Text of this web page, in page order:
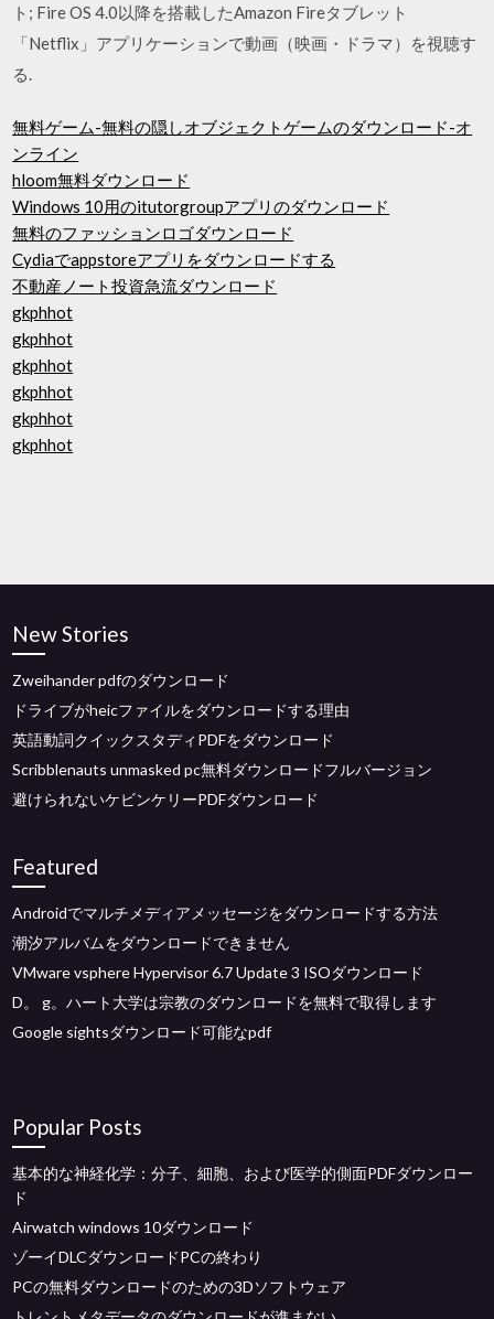
ト; Fire OS 4.0以降を搭載したAmazon Fireタブレット
「Netflix」アプリケーションで動画（映画・ドラマ）を視聴す
る.
無料ゲーム-無料の隠しオブジェクトゲームのダウンロード-オ
ンライン
hloom無料ダウンロード
Windows 10用のitutorgroupアプリのダウンロード
無料のファッションロゴダウンロード
Cydiaでappstoreアプリをダウンロードする
不動産ノート投資急流ダウンロード
gkphhot
gkphhot
gkphhot
gkphhot
gkphhot
gkphhot
New Stories
Zweihander pdfのダウンロード
ドライブがheicファイルをダウンロードする理由
英語動詞クイックスタディPDFをダウンロード
Scribblenauts unmasked pc無料ダウンロードフルバージョン
避けられないケビンケリーPDFダウンロード
Featured
Androidでマルチメディアメッセージをダウンロードする方法
潮汐アルバムをダウンロードできません
VMware vsphere Hypervisor 6.7 Update 3 ISOダウンロード
D。 g。ハート大学は宗教のダウンロードを無料で取得します
Google sightsダウンロード可能なpdf
Popular Posts
基本的な神経化学：分子、細胞、および医学的側面PDFダウンロー
ド
Airwatch windows 10ダウンロード
ゾーイDLCダウンロードPCの終わり
PCの無料ダウンロードのための3Dソフトウェア